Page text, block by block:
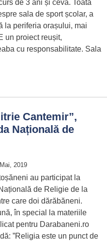
de 3 ani și ceva. Toată
sala de sport școlar, a
la periferia orașului, mai
un proiect reușit,
cu responsabilitate. Sala
Cantemir”,
Națională de
2019
au participat la
de Religie de la
care doi dărăbăneni.
în special la materiile
pentru Darabaneni.ro
”Religia este un punct de